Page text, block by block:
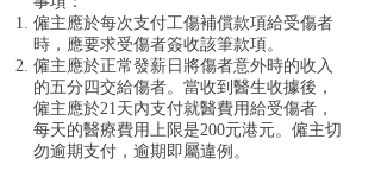
僱主應於每次支付工傷補償款項給受傷者
時，應要求受傷者簽收該筆款項。
僱主應於正常發薪日將傷者意外時的收入
的五分四交給傷者。當收到醫生收據後，
僱主應於21天內支付就醫費用給受傷者，
每天的醫療費用上限是200元港元。僱主切
勿逾期支付，逾期即屬違例。